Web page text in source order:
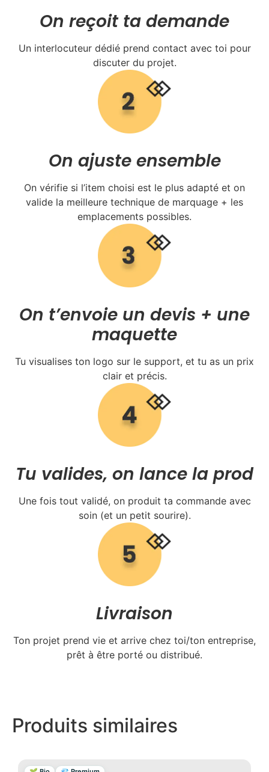
On reçoit ta demande
Un interlocuteur dédié prend contact avec toi pour
discuter du projet.
On ajuste ensemble
On vérifie si l’item choisi est le plus adapté et on
valide la meilleure technique de marquage + les
emplacements possibles.
On t’envoie un devis + une
maquette
Tu visualises ton logo sur le support, et tu as un prix
clair et précis.
Tu valides, on lance la prod
Une fois tout validé, on produit ta commande avec
soin (et un petit sourire).
Livraison
Ton projet prend vie et arrive chez toi/ton entreprise,
prêt à être porté ou distribué.
Produits similaires